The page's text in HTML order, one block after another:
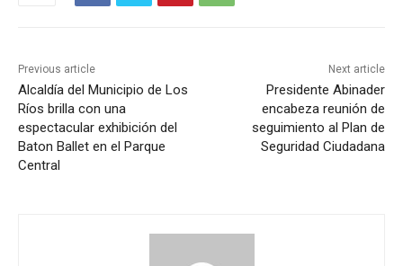
Previous article
Alcaldía del Municipio de Los
Ríos brilla con una
espectacular exhibición del
Baton Ballet en el Parque
Central
Next article
Presidente Abinader
encabeza reunión de
seguimiento al Plan de
Seguridad Ciudadana